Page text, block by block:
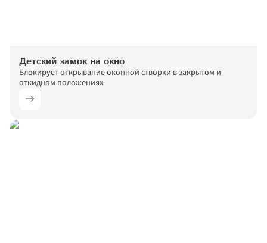
Детский замок на окно
Блокирует открывание оконной створки в закрытом и
откидном положениях